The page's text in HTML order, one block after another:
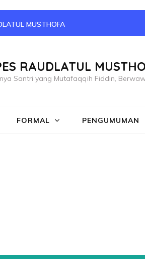
MUSTHOFA
RAUDLATUL
Santri yang Mutafaqqih Fiddin,
FORMAL PENGUMUMAN